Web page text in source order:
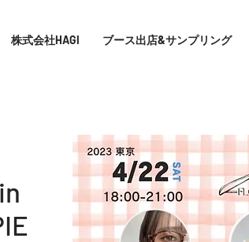
株式会社HAGI ブース出店&サンプリング